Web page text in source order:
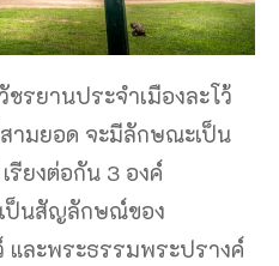
รยานประจำเมืองละโว้
ามยอด จะมีลักษณะเป็น
ยงต่อกัน 3 องค์
ป็นสัญลักษณ์ของ
และพระธรรมพระปรางค์